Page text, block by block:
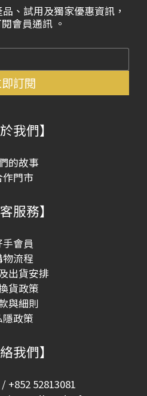
、試用及獨家優惠資訊，
會員通訊 。
訂閱
我們】
的故事
作門市
服務】
手會員
物流程
出貨安排
貨政策
與細則
隱政策
我們】
+852 52813081